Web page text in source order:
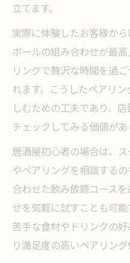
立てます。
実際に体験したお客様か
ボールの組み合わせが最
リングで贅沢な時間を過
れます。こうしたペアリ
しむための工夫であり、
チェックしてみる価値があ
居酒屋初心者の場合は、
やペアリングを相談する
合わせた飲み放題コース
せを気軽に試すことも可能
苦手な食材やドリンクの
り満足度の高いペアリング